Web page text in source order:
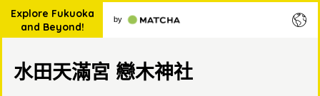
Explore Fukuoka
and Beyond!
by
水田天滿宮 戀木神社